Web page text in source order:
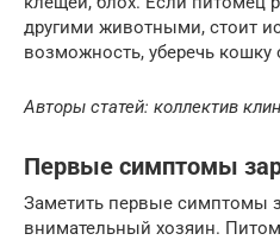
другими животными, стоит
возможность, уберечь кошку
Авторы статей: коллектив
Первые симптомы
Заметить первые симптомы
внимательный хозяин.